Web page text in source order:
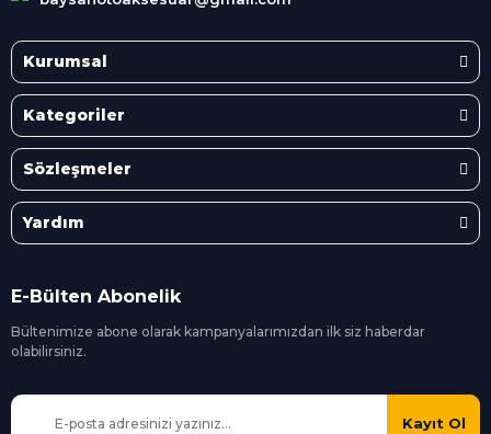
Kurumsal
Kategoriler
Sözleşmeler
Yardım
E-Bülten Abonelik
Bültenimize abone olarak kampanyalarımızdan ilk siz haberdar
olabilirsiniz.
Kayıt Ol